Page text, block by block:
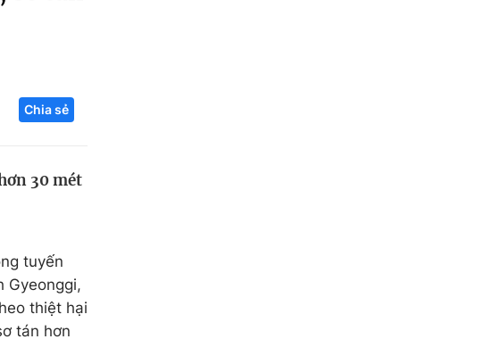
Công nghệ tương lai
Chia sẻ
30 mét
tuyến
Gyeonggi,
thiệt hại
tán hơn